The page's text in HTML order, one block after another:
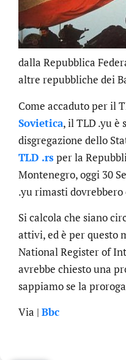
dalla Repubblica
altre repubbliche dei
Come accaduto per il
Sovietica, il TLD .yu è
disgregazione dello
TLD .rsper la
Montenegro, oggi 30
.yu rimasti
Si calcola che siano
attivi, ed è per questo
National Register of
avrebbe chiesto una
sappiamo se la
Via | Bbc